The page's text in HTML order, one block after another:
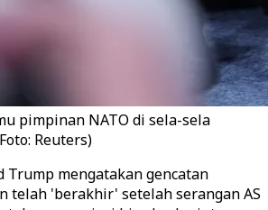
pimpinan NATO di sela-sela
Reuters)
Trump mengatakan gencatan
telah 'berakhir' setelah serangan AS